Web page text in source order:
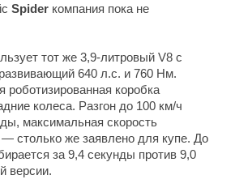
Spider компания пока не
тот же 3,9-литровый V8 с
640 л.с. и 760 Нм.
роботизированная коробка
колеса. Разгон до 100 км/ч
максимальная скорость
— столько же заявлено для купе. До
за 9,4 секунды против 9,0
версии.